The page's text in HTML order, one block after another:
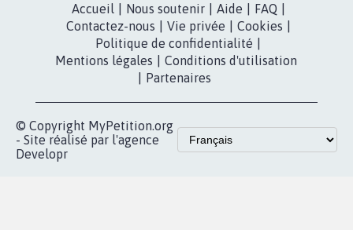
Accueil Nous soutenir Aide FAQ
Contactez-nous
Vie privée Cookies
Politique de confidentialité
Mentions légales
Conditions d'utilisation
Partenaires
© Copyright MyPetition.org
- Site réalisé par l'agence
Developr